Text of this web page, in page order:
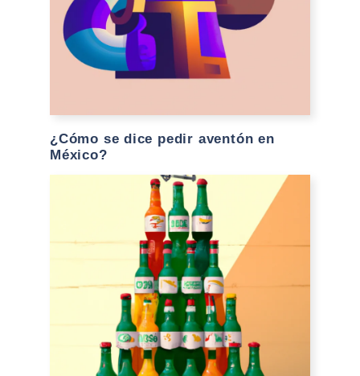
¿Cómo se dice pedir aventón en
México?